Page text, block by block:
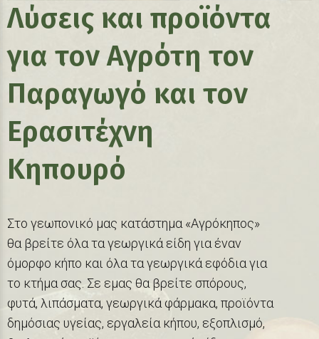
Λύσεις και προϊόντα
για τον Αγρότη τον
Παραγωγό και τον
Ερασιτέχνη
Κηπουρό
Στο γεωπονικό μας κατάστημα «Αγρόκηπος»
θα βρείτε όλα τα γεωργικά είδη για έναν
όμορφο κήπο και όλα τα γεωργικά εφόδια για
το κτήμα σας. Σε εμας θα βρείτε σπόρους,
φυτά, λιπάσματα, γεωργικά φάρμακα, προϊόντα
δημόσιας υγείας, εργαλεία κήπου, εξοπλισμό,